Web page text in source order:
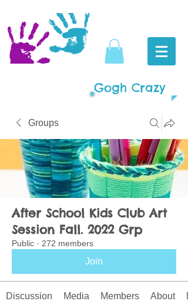
Gogh Crazy
Groups
After School Kids Club Art
Session Fall. 2022 Grp
Public · 272 members
Join
Discussion Media Members About